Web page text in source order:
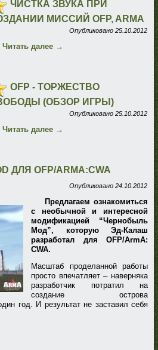
ЧИСТКА ЗВУКА ПРИ
МИССИЙ OFP, ARMA
Опубликовано 25.10.2012
Читать далее →
OFP - ТОРЖЕСТВО
(ОБЗОР ИГРЫ)
Опубликовано 25.10.2012
Читать далее →
ДЛЯ OFP/ARMA:CWA
Опубликовано 24.10.2012
Предлагаем ознакомиться
с необычной и интересной
модификацией “Чернобыль
Мод”, которую Эд-Калаш
разработал для OFP/ArmA:
CWA.
Масштаб проделанной работы
просто впечатляет – наверняка
разработчик потратил на
создание острова
год. И результат не заставил себя